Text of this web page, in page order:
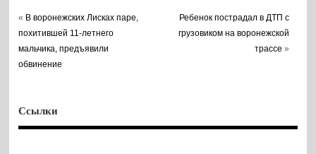
« В воронежских Лисках паре,
похитившей 11-летнего
мальчика, предъявили
обвинение
Ребенок пострадал в ДТП с
грузовиком на воронежской
трассе »
Ссылки